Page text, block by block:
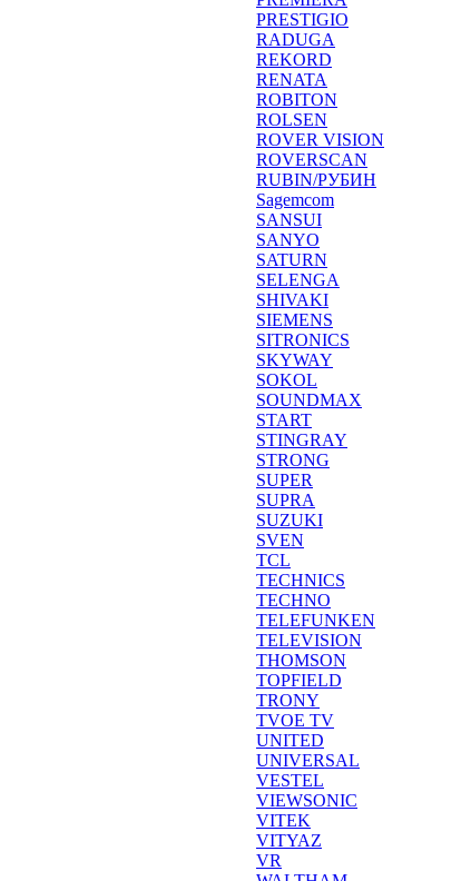
PRESTIGIO
RADUGA
REKORD
RENATA
ROBITON
ROLSEN
ROVER VISION
ROVERSCAN
RUBIN/РУБИН
Sagemcom
SANSUI
SANYO
SATURN
SELENGA
SHIVAKI
SIEMENS
SITRONICS
SKYWAY
SOKOL
SOUNDMAX
START
STINGRAY
STRONG
SUPER
SUPRA
SUZUKI
SVEN
TCL
TECHNICS
TECHNO
TELEFUNKEN
TELEVISION
THOMSON
TOPFIELD
TRONY
TVOE TV
UNITED
UNIVERSAL
VESTEL
VIEWSONIC
VITEK
VITYAZ
VR